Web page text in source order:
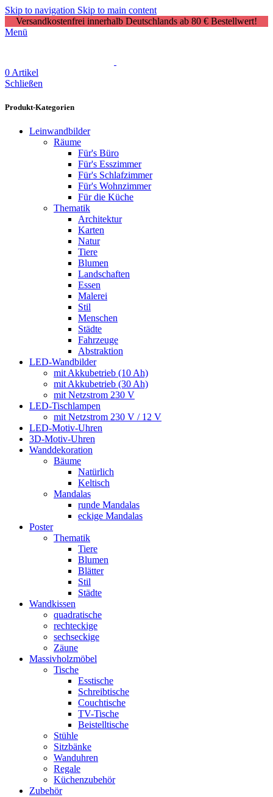
Skip to navigation Skip to main content
Versandkostenfrei innerhalb Deutschlands ab 80 € Bestellwert!
Menü
0 Artikel
Schließen
Produkt-Kategorien
Leinwandbilder
Räume
Für's Büro
Für's Esszimmer
Für's Schlafzimmer
Für's Wohnzimmer
Für die Küche
Thematik
Architektur
Karten
Natur
Tiere
Blumen
Landschaften
Essen
Malerei
Stil
Menschen
Städte
Fahrzeuge
Abstraktion
LED-Wandbilder
mit Akkubetrieb (10 Ah)
mit Akkubetrieb (30 Ah)
mit Netzstrom 230 V
LED-Tischlampen
mit Netzstrom 230 V / 12 V
LED-Motiv-Uhren
3D-Motiv-Uhren
Wanddekoration
Bäume
Natürlich
Keltisch
Mandalas
runde Mandalas
eckige Mandalas
Poster
Thematik
Tiere
Blumen
Blätter
Stil
Städte
Wandkissen
quadratische
rechteckige
sechseckige
Zäune
Massivholzmöbel
Tische
Esstische
Schreibtische
Couchtische
TV-Tische
Beistelltische
Stühle
Sitzbänke
Wanduhren
Regale
Küchenzubehör
Zubehör